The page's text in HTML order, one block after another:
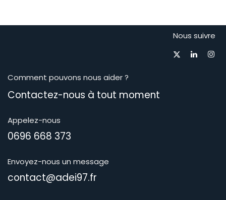
Nous suivre
Comment pouvons nous aider ?
Contactez-nous à tout moment​
Appelez-nous
0696 668 373
Envoyez-nous un message
contact@adei97.fr